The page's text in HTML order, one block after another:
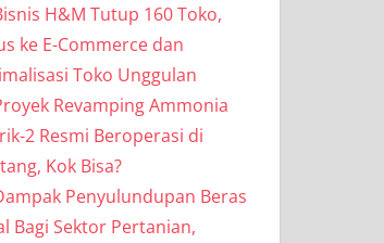
H&M Tutup 160 Toko,
ke E-Commerce dan
Toko Unggulan
Revamping Ammonia
2 Resmi Beroperasi di
Kok Bisa?
Penyulundupan Beras
Bagi Sektor Pertanian,